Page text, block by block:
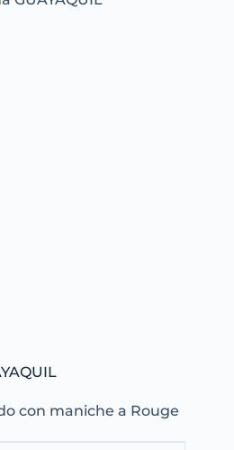
con maniche a Rouge